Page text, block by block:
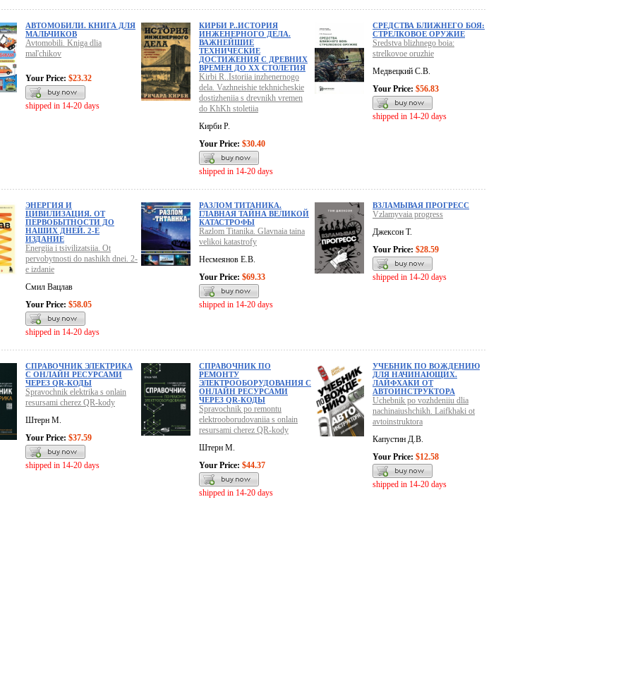
АВТОМОБИЛИ. КНИГА ДЛЯ
МАЛЬЧИКОВ
Avtomobili. Kniga dlia
mal'chikov
Your Price: $23.32
shipped in 14-20 days
КИРБИ Р..ИСТОРИЯ
ИНЖЕНЕРНОГО ДЕЛА.
ВАЖНЕЙШИЕ
ТЕХНИЧЕСКИЕ
ДОСТИЖЕНИЯ С ДРЕВНИХ
ВРЕМЕН ДО ХХ СТОЛЕТИЯ
Kirbi R..Istoriia inzhenernogo
dela. Vazhneishie tekhnicheskie
dostizheniia s drevnikh vremen
do KhKh stoletiia
Кирби Р.
Your Price: $30.40
shipped in 14-20 days
СРЕДСТВА БЛИЖНЕГО БОЯ:
СТРЕЛКОВОЕ ОРУЖИЕ
Sredstva blizhnego boia:
strelkovoe oruzhie
Медвецкий С.В.
Your Price: $56.83
shipped in 14-20 days
ЭНЕРГИЯ И
ЦИВИЛИЗАЦИЯ. ОТ
ПЕРВОБЫТНОСТИ ДО
НАШИХ ДНЕЙ. 2-Е
ИЗДАНИЕ
Energiia i tsivilizatsiia. Ot
pervobytnosti do nashikh dnei. 2-
e izdanie
Смил Вацлав
Your Price: $58.05
shipped in 14-20 days
РАЗЛОМ ТИТАНИКА.
ГЛАВНАЯ ТАЙНА ВЕЛИКОЙ
КАТАСТРОФЫ
Razlom Titanika. Glavnaia taina
velikoi katastrofy
Несмеянов Е.В.
Your Price: $69.33
shipped in 14-20 days
ВЗЛАМЫВАЯ ПРОГРЕСС
Vzlamyvaia progress
Джексон Т.
Your Price: $28.59
shipped in 14-20 days
СПРАВОЧНИК ЭЛЕКТРИКА
С ОНЛАЙН РЕСУРСАМИ
ЧЕРЕЗ QR-КОДЫ
Spravochnik elektrika s onlain
resursami cherez QR-kody
Штерн М.
Your Price: $37.59
shipped in 14-20 days
СПРАВОЧНИК ПО
РЕМОНТУ
ЭЛЕКТРООБОРУДОВАНИЯ С
ОНЛАЙН РЕСУРСАМИ
ЧЕРЕЗ QR-КОДЫ
Spravochnik po remontu
elektrooborudovaniia s onlain
resursami cherez QR-kody
Штерн М.
Your Price: $44.37
shipped in 14-20 days
УЧЕБНИК ПО ВОЖДЕНИЮ
ДЛЯ НАЧИНАЮЩИХ.
ЛАЙФХАКИ ОТ
АВТОИНСТРУКТОРА
Uchebnik po vozhdeniiu dlia
nachinaiushchikh. Laifkhaki ot
avtoinstruktora
Капустин Д.В.
Your Price: $12.58
shipped in 14-20 days